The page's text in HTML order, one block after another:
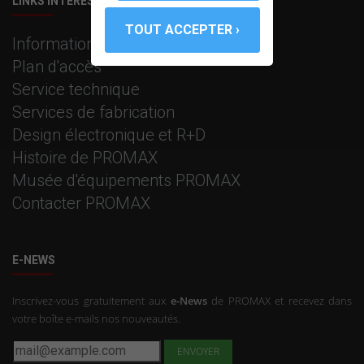
Information corporative
Plan d'accès
Service technique
Services de fabrication
Design électronique et R+D
Histoire de PROMAX
Musée d'équipements PROMAX
Contacter PROMAX
E-NEWS
Inscrivez-vous gratuitement aux e-Newsde PROMAX et recevez dans
votre boîte e-mails nos nouveautés.